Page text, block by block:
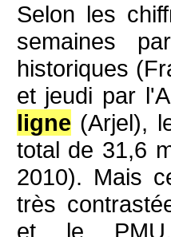
Selon les
semaines
historiques
et jeudi par
ligne (Arjel),
total de 31,6
2010). Mais
très
et le